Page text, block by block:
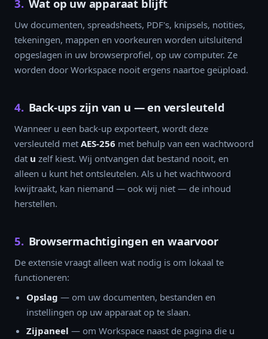
3. Wat op uw apparaat blijft
Uw documenten, spreadsheets, PDF's, knipsels, notities,
tekeningen, mappen en voorkeuren worden uitsluitend
opgeslagen in uw browserprofiel, op uw computer. Ze
worden door Workspace nooit ergens naartoe geüpload.
4. Back-ups zijn van u — en versleuteld
Wanneer u een back-up exporteert, wordt deze
versleuteld met AES-256 met behulp van een wachtwoord
dat u zelf kiest. Wij ontvangen dat bestand nooit, en
alleen u kunt het ontsleutelen. Als u het wachtwoord
kwijtraakt, kan niemand — ook wij niet — de inhoud
herstellen.
5. Browsermachtigingen en waarvoor
De extensie vraagt alleen wat nodig is om lokaal te
functioneren:
Opslag — om uw documenten, bestanden en
instellingen op uw apparaat op te slaan.
Zijpaneel — om Workspace naast de pagina die u